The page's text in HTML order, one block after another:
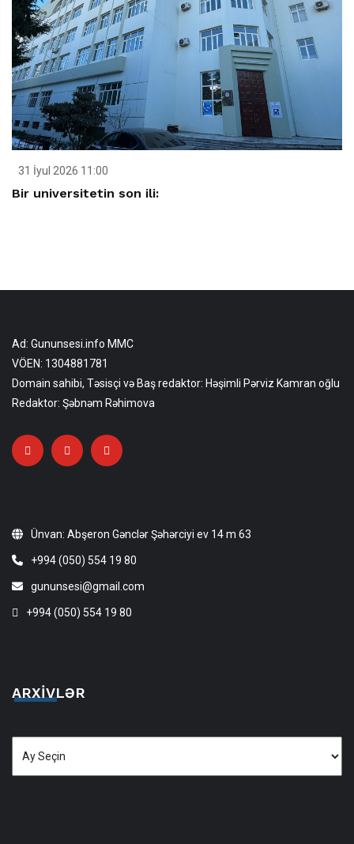
31 İyul 2026 11:00
Bir universitetin son ili:
Ad: Gununsesi.info MMC
VÖEN: 1304881781
Domain sahibi, Təsisçi və Baş redaktor: Həşimli Pərviz Kamran oğlu
Redaktor: Şəbnəm Rəhimova
Ünvan: Abşeron Gənclər Şəhərciyi ev 14 m 63
+994 (050) 554 19 80
gununsesi@gmail.com
+994 (050) 554 19 80
ARXIVLƏR
Arxivlər